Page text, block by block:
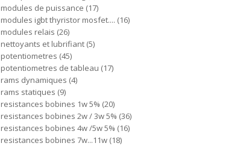
modules de puissance 17
modules igbt thyristor mosfet.... 16
modules relais 26
nettoyants et lubrifiant 5
potentiometres 45
potentiometres de tableau 17
rams dynamiques 4
rams statiques 9
resistances bobines 1w 5% 20
resistances bobines 2w / 3w 5% 36
resistances bobines 4w /5w 5% 16
resistances bobines 7w...11w 18